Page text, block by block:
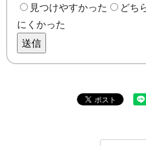
見つけやすかった
どち
にくかった
送信